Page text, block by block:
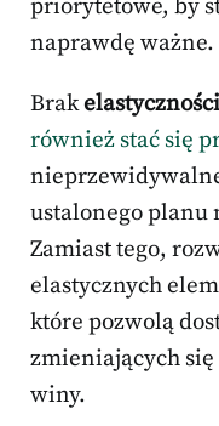
priorytetowe, by
naprawdę ważne.
Brakelastyczności
również stać się
ustalonego planu
Zamiast tego,
elastycznych
które pozwolą
zmieniających
winy.